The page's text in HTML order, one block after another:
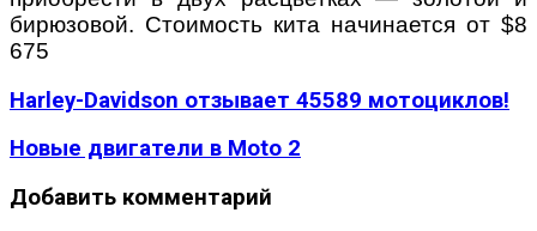
бирюзовой. Стоимость кита начинается от $8
675
Harley-Davidson отзывает 45589 мотоциклов!
Новые двигатели в Moto 2
Добавить комментарий